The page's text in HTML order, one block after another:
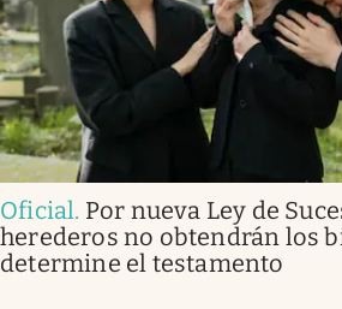
Oficial. Por nueva Ley de
herederos no obtendrán los
determine el testamento